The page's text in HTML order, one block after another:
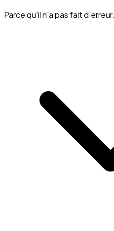
Parce qu'il n'a pas fait d'erreur.